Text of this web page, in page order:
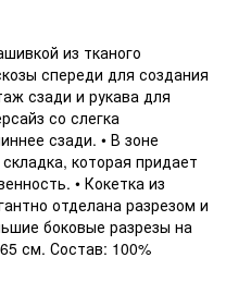
из тканого
спереди для создания
сзади и рукава для
со слегка
сзади. • В зоне
которая придает
• Кокетка из
отделана разрезом и
боковые разрезы на
см. Состав: 100%